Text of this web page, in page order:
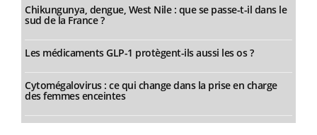
Chikungunya, dengue, West Nile : que se passe-t-il dans le
sud de la France ?
Les médicaments GLP-1 protègent-ils aussi les os ?
Cytomégalovirus : ce qui change dans la prise en charge
des femmes enceintes